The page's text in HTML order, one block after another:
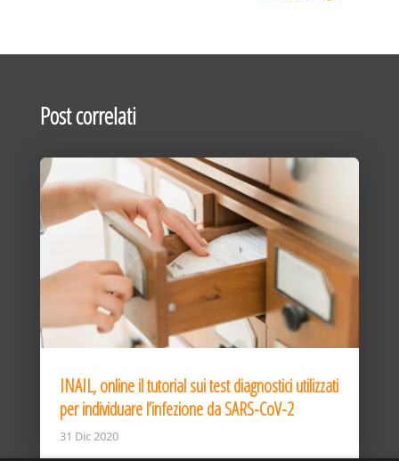
Post correlati
INAIL, online il tutorial sui test diagnostici utilizzati
per individuare l’infezione da SARS-CoV-2
31 Dic 2020